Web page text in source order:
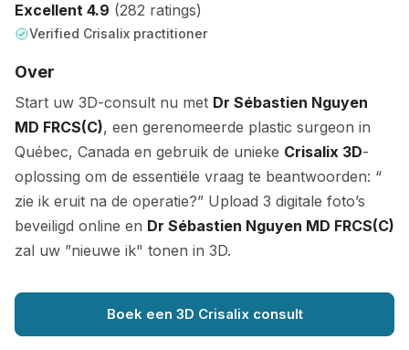
Excellent 4.9 (282 ratings)
Verified Crisalix practitioner
Over
Start uw 3D-consult nu met Dr Sébastien Nguyen
MD FRCS(C), een gerenomeerde plastic surgeon in
Québec, Canada en gebruik de unieke Crisalix 3D-
oplossing om de essentiële vraag te beantwoorden: “
zie ik eruit na de operatie?” Upload 3 digitale foto’s
beveiligd online en Dr Sébastien Nguyen MD FRCS(C)
zal uw ”nieuwe ik" tonen in 3D.
Boek een 3D Crisalix consult